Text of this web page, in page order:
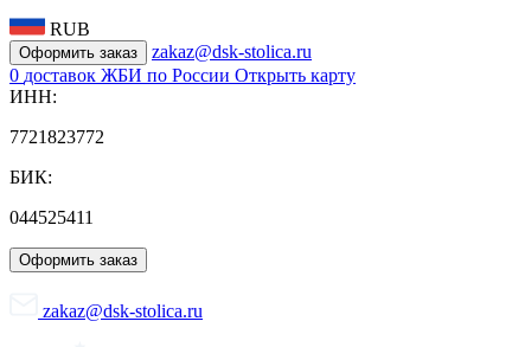
RUB
Оформить заказ
zakaz@dsk-stolica.ru
0 доставок ЖБИ по России Открыть карту
ИНН:
7721823772
БИК:
044525411
Оформить заказ
zakaz@dsk-stolica.ru